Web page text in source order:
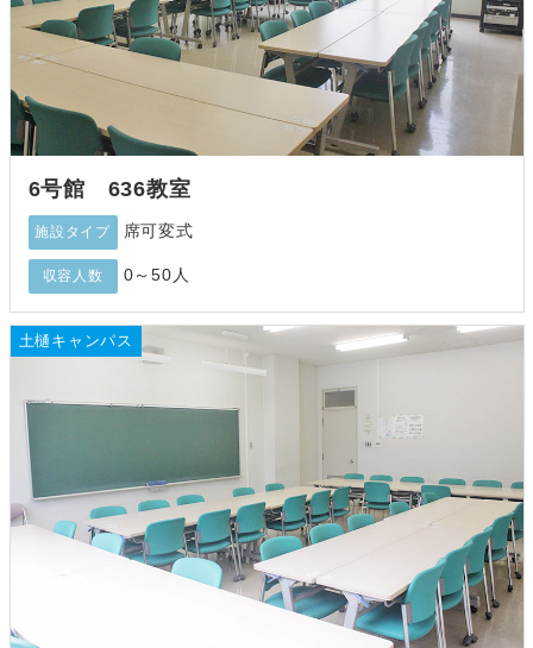
6号館 636教室
施設タイプ 席可変式
収容人数 0～50人
土樋キャンパス